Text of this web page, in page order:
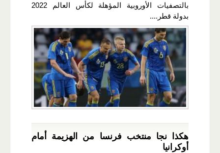
بالتصفيات الأوروبية المؤهلة لكأس العالم 2022
بدولة قطر....
هكذا نجا منتخب فرنسا من الهزيمة أمام
أوكرانيا